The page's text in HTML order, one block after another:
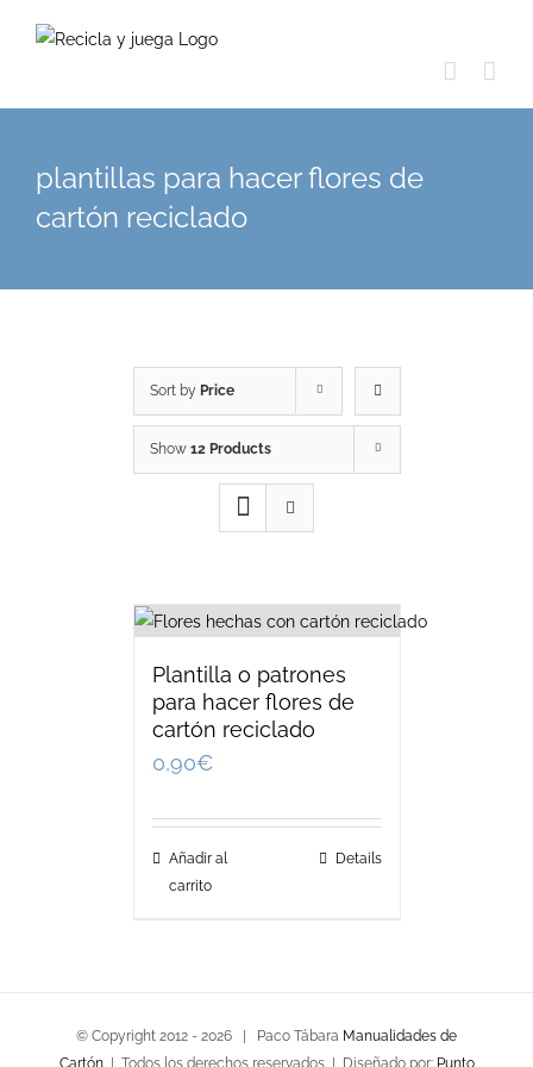
plantillas para hacer flores de
cartón reciclado
Sort by Price
Show 12 Products
Plantilla o patrones
para hacer flores de
cartón reciclado
0,90€
Añadir al
carrito
Details
© Copyright 2012 - 2026 | Paco Tábara Manualidades de
Cartón| Todos los derechos reservados | Diseñado por: Punto